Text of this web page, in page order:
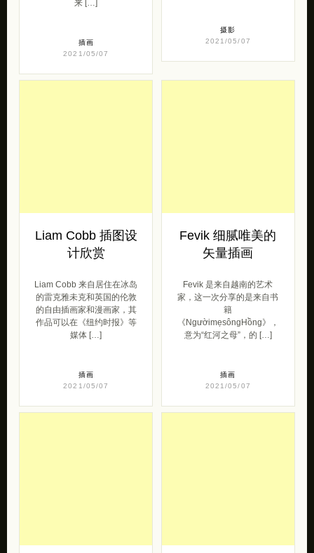
来 […]
插画
2021/05/07
摄影
2021/05/07
Liam Cobb 插图设
计欣赏
Liam Cobb 来自居住在冰岛
的雷克雅未克和英国的伦敦
的自由插画家和漫画家，其
作品可以在《纽约时报》等
媒体 […]
插画
2021/05/07
Fevik 细腻唯美的
矢量插画
Fevik 是来自越南的艺术
家，这一次分享的是来自书
籍
《NgườimẹsôngHồng》，
意为“红河之母”，的 […]
插画
2021/05/07